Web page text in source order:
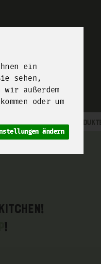
ein
sehen,
außerdem
oder um
ändern
Unsere Boxen
!